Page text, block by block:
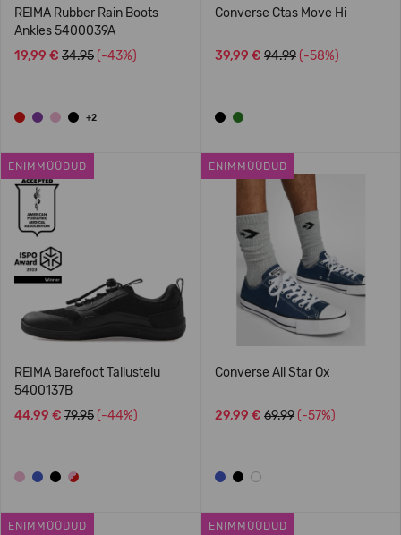
REIMA Rubber Rain Boots
Ankles 5400039A
19,99 € 34.95 (-43%)
+2
Converse Ctas Move Hi
39,99 € 94.99 (-58%)
ENIMMÜÜDUD
REIMA Barefoot Tallustelu
5400137B
44,99 € 79.95 (-44%)
ENIMMÜÜDUD
Converse All Star Ox
29,99 € 69.99 (-57%)
ENIMMÜÜDUD ENIMMÜÜDUD